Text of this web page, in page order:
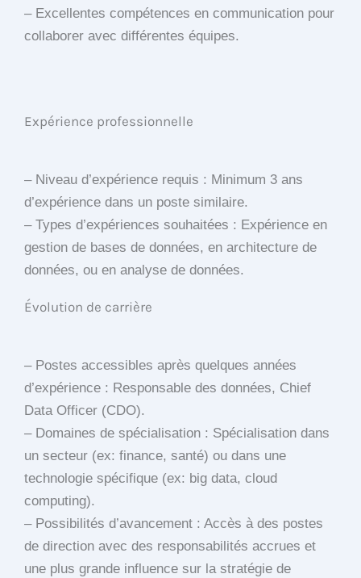
– Excellentes compétences en communication pour
collaborer avec différentes équipes.
Expérience professionnelle
– Niveau d’expérience requis : Minimum 3 ans
d’expérience dans un poste similaire.
– Types d’expériences souhaitées : Expérience en
gestion de bases de données, en architecture de
données, ou en analyse de données.
Évolution de carrière
– Postes accessibles après quelques années
d’expérience : Responsable des données, Chief
Data Officer (CDO).
– Domaines de spécialisation : Spécialisation dans
un secteur (ex: finance, santé) ou dans une
technologie spécifique (ex: big data, cloud
computing).
– Possibilités d’avancement : Accès à des postes
de direction avec des responsabilités accrues et
une plus grande influence sur la stratégie de